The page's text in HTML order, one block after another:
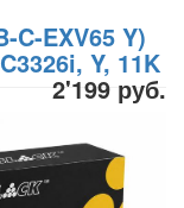
C-EXV65 Y)
Y, 11K
2'199 руб.